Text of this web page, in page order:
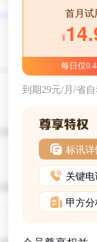
首月试
¥
每日仅
到期29元/月/省
标讯
关键
甲方